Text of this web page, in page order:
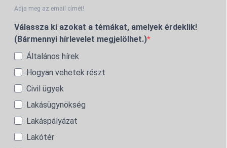
Adja meg az email címét!
Válassza ki azokat a témákat, amelyek érdeklik!
(Bármennyi hírlevelet megjelölhet.)
Általános hírek
Hogyan vehetek részt
Civil ügyek
Lakásügynökség
Lakáspályázat
Lakótér